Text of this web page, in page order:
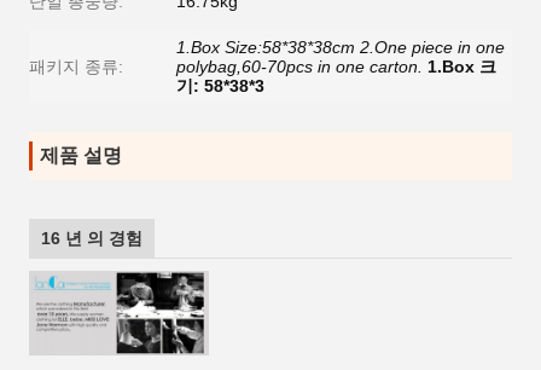
패키지 종류:
1.Box Size:58*38*38cm 2.One piece in one
polybag,60-70pcs in one carton.
1.Box 크
기: 58*38*3
제품 설명
16 년 의 경험